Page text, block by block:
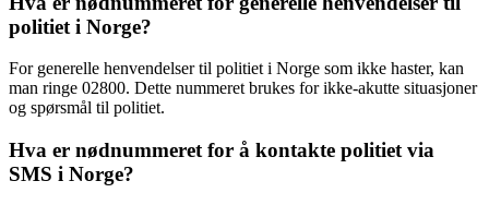
politiet i Norge?
For generelle henvendelser til politiet i Norge som ikke haster, kan
man ringe 02800. Dette nummeret brukes for ikke-akutte situasjoner
og spørsmål til politiet.
Hva er nødnummeret for å kontakte politiet via
SMS i Norge?